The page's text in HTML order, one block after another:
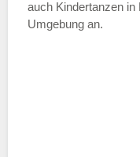
auch Kindertanzen
Umgebung an.